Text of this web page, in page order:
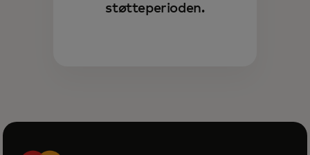
støtteperioden.